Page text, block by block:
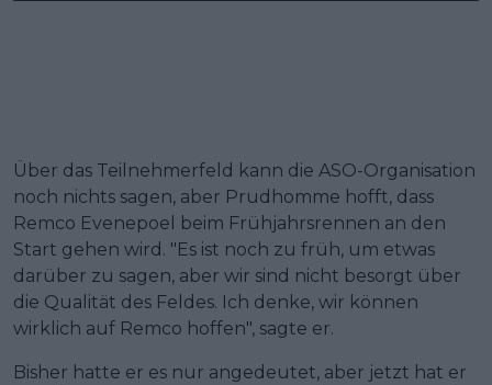
Über das Teilnehmerfeld kann die ASO-Organisation
noch nichts sagen, aber Prudhomme hofft, dass
Remco Evenepoel beim Frühjahrsrennen an den
Start gehen wird. "Es ist noch zu früh, um etwas
darüber zu sagen, aber wir sind nicht besorgt über
die Qualität des Feldes. Ich denke, wir können
wirklich auf Remco hoffen", sagte er.
Bisher hatte er es nur angedeutet, aber jetzt hat er